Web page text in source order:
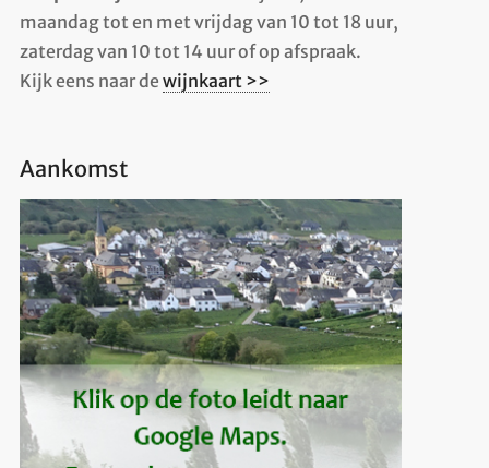
maandag tot en met vrijdag van 10 tot 18 uur,
zaterdag van 10 tot 14 uur of op afspraak.
Kijk eens naar de wijnkaart >>
Aankomst